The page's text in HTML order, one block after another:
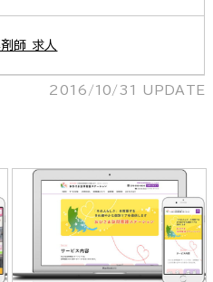
師 求人
2016/10/31 UPDATE
おひさま訪問看護ステーション 様